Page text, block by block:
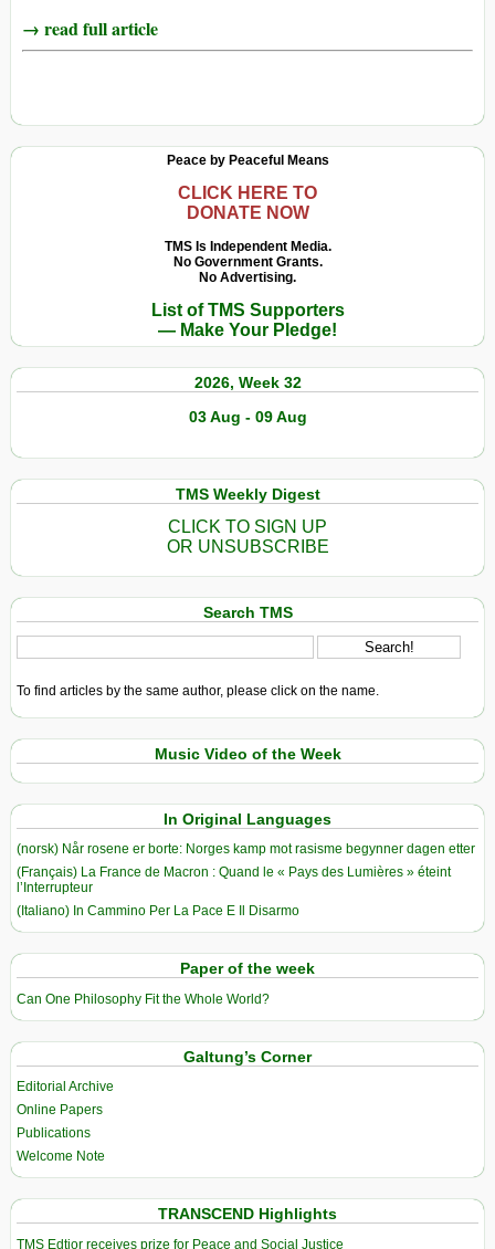
→ read full article
Peace by Peaceful Means
CLICK HERE TO
DONATE NOW
TMS Is Independent Media.
No Government Grants.
No Advertising.
List of TMS Supporters
— Make Your Pledge!
2026, Week 32
03 Aug - 09 Aug
TMS Weekly Digest
CLICK TO SIGN UP
OR UNSUBSCRIBE
Search TMS
To find articles by the same author, please click on the name.
Music Video of the Week
In Original Languages
(norsk) Når rosene er borte: Norges kamp mot rasisme begynner dagen etter
(Français) La France de Macron : Quand le « Pays des Lumières » éteint
l’Interrupteur
(Italiano) In Cammino Per La Pace E Il Disarmo
Paper of the week
Can One Philosophy Fit the Whole World?
Galtung’s Corner
Editorial Archive
Online Papers
Publications
Welcome Note
TRANSCEND Highlights
TMS Edtior receives prize for Peace and Social Justice